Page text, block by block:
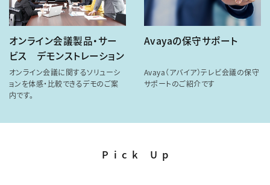
オンライン会議製品・サー
ビス デモンストレーション
オンライン会議に関するソリューシ
ョンを体感・比較できるデモのご案
内です。
Avayaの保守サポート
Avaya（アバイア）テレビ会議の保守
サポートのご紹介です
Pick Up